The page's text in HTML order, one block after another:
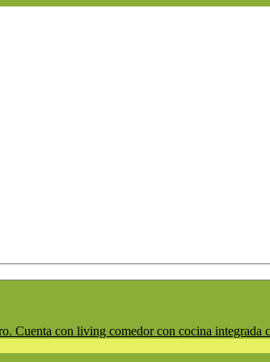
Cuenta con living comedor con cocina integrada